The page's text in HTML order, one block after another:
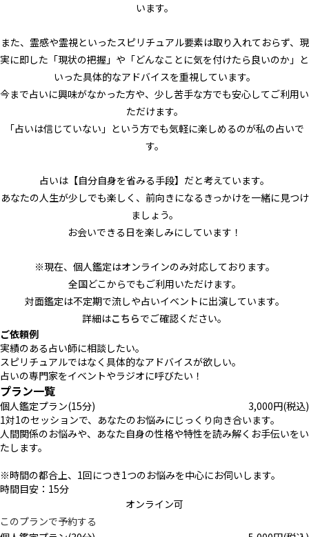
います。
また、霊感や霊視といったスピリチュアル要素は取り入れておらず、現
実に即した「現状の把握」や「どんなことに気を付けたら良いのか」と
いった具体的なアドバイスを重視しています。
今まで占いに興味がなかった方や、少し苦手な方でも安心してご利用い
ただけます。
「占いは信じていない」という方でも気軽に楽しめるのが私の占いで
す。
占いは【自分自身を省みる手段】だと考えています。
あなたの人生が少しでも楽しく、前向きになるきっかけを一緒に見つけ
ましょう。
お会いできる日を楽しみにしています！
※現在、個人鑑定はオンラインのみ対応しております。
全国どこからでもご利用いただけます。
対面鑑定は不定期で流しや占いイベントに出演しています。
詳細はこちらでご確認ください。
ご依頼例
実績のある占い師に相談したい。
スピリチュアルではなく具体的なアドバイスが欲しい。
占いの専門家をイベントやラジオに呼びたい！
プラン一覧
個人鑑定プラン(15分) 3,000円(税込)
1対1のセッションで、あなたのお悩みにじっくり向き合います。
人間関係のお悩みや、あなた自身の性格や特性を読み解くお手伝いをい
たします。
※時間の都合上、1回につき1つのお悩みを中心にお伺いします。
時間目安：15分
オンライン可
このプランで予約する